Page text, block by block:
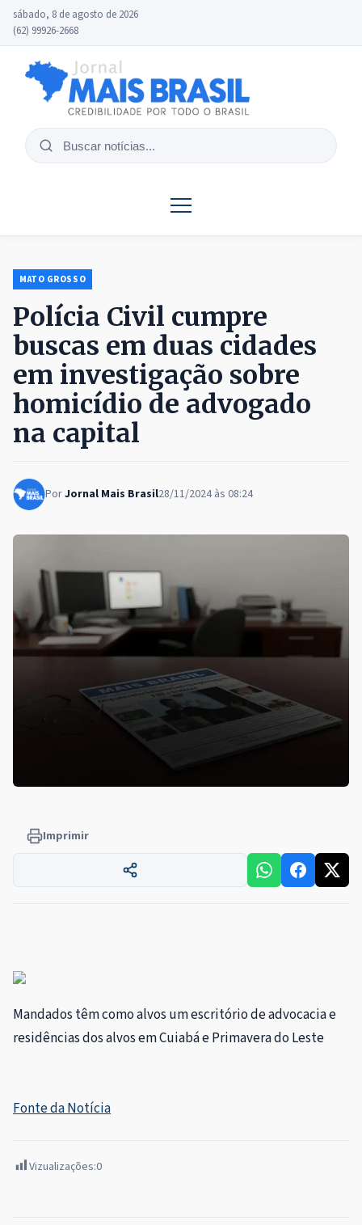
sábado, 8 de agosto de 2026
(62) 99926-2668
Buscar
MATO GROSSO
Polícia Civil cumpre
buscas em duas cidades
em investigação sobre
homicídio de advogado
na capital
PorJornal Mais Brasil28/11/2024 às 08:24
Imprimir
Mandados têm como alvos um escritório de advocacia e
residências dos alvos em Cuiabá e Primavera do Leste
Fonte da Notícia
Vizualizações:0